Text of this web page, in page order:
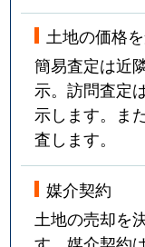
吉田
土地の価格
簡易査定は近
示。訪問査定
示します。ま
査します。
媒介契約
土地の売却を
す。媒介契約